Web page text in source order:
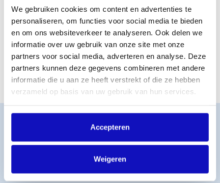
We gebruiken cookies om content en advertenties te
personaliseren, om functies voor social media te bieden
en om ons websiteverkeer te analyseren. Ook delen we
informatie over uw gebruik van onze site met onze
partners voor social media, adverteren en analyse. Deze
partners kunnen deze gegevens combineren met andere
informatie die u aan ze heeft verstrekt of die ze hebben
verzameld op basis van uw gebruik van hun services.
Accepteren
Weigeren
tarief bronbelasting ingehouden op de gelden
Geen woonplaatsverklaring – hebben we geen fiscale
woonplaatsverklaring voor je ontvangen van de
belastingdienst, dan kunnen we niet aantonen waar je
fiscaal woonachtig bent en zul je over je inkomsten uit
veel landen bronbelasting moeten betalen
MijnBumaStemra
Licentie afsluiten
Titelcatalogus
Veelgestelde vragen